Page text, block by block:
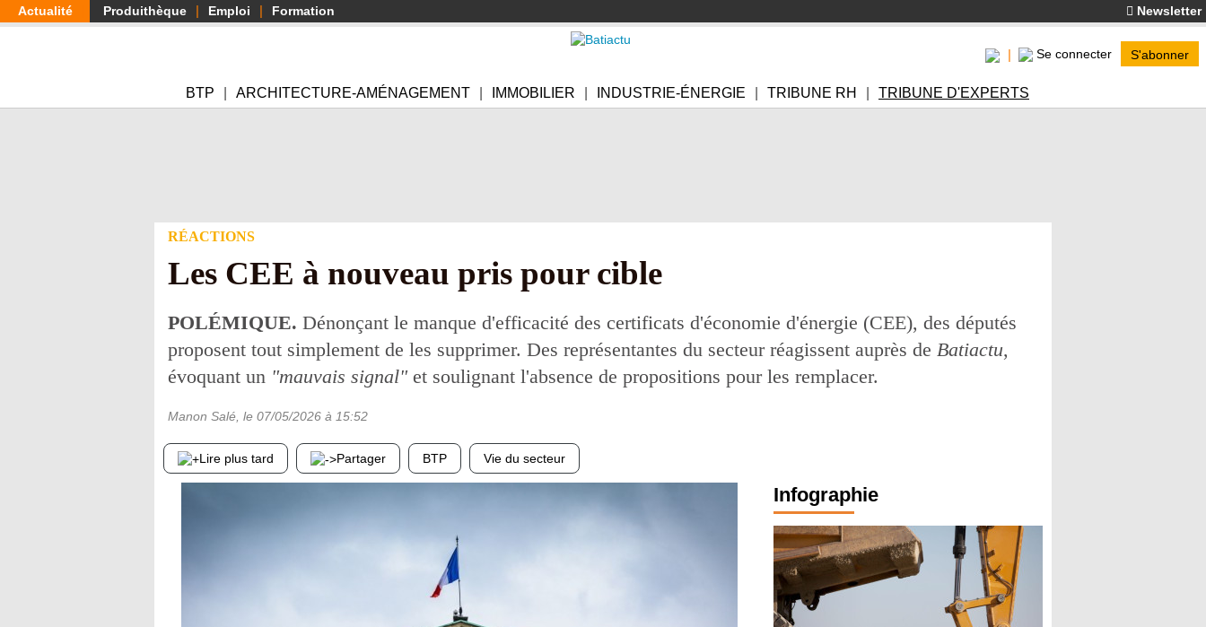
Aller
au
Actualité Produithèque Emploi Formation Newsletter
Se connecter S'abonner
BTP ARCHITECTURE-AMÉNAGEMENT IMMOBILIER INDUSTRIE-ÉNERGIE TRIBUNE RH TRIBUNE D'EXPERTS
RÉACTIONS
Les CEE à nouveau pris pour cible
POLÉMIQUE. Dénonçant le manque d'efficacité des certificats d'économie d'énergie (CEE), des députés
proposent tout simplement de les supprimer. Des représentantes du secteur réagissent auprès de Batiactu,
évoquant un "mauvais signal"et soulignant l'absence de propositions pour les remplacer.
Manon Salé , le 07/05/2026 à 15:52
Lire plus tard Partager BTP Vie du secteur
Infographie